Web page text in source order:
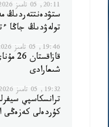
20:11, 05 تامىز 2026
ستۋدەنتتەردىڭ
تولەۋدىڭ جاڭا
19:46, 05 تامىز 2026
شىعارادى
19:32, 05 تامىز 2026
ترانسكاسپي
كۇردەلى كەزەڭى